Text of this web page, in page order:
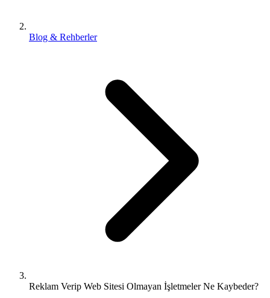
Blog & Rehberler
Reklam Verip Web Sitesi Olmayan İşletmeler Ne Kaybeder?